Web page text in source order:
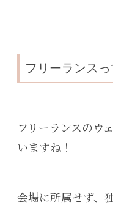
フリーランスっ
フリーランスのウ
いますね！
会場に所属せず、